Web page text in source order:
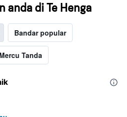
anda di Te Henga
Bandar popular
Mercu Tanda